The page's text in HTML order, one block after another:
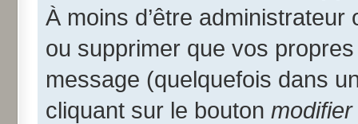
À moins d’être
ou supprimer que vos
message (quelquefois dans
cliquant sur le bouton modifier